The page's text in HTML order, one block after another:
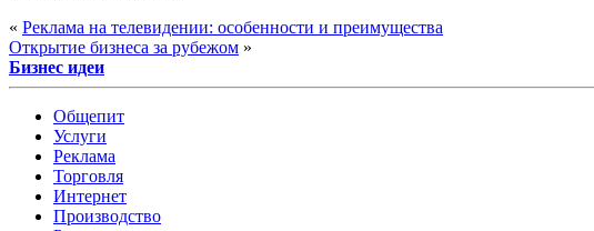
« Реклама на телевидении: особенности и преимущества
Открытие бизнеса за рубежом »
Бизнес идеи
Общепит
Услуги
Реклама
Торговля
Интернет
Производство